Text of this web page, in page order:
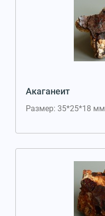
Акаганеит
Размер: 35*25*18 мм